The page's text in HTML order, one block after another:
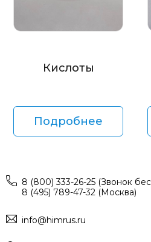
Кислоты
Подробнее
8 (800) 333-26-25 (Звонок
8 (495) 789-47-32 (Москва)
info@himrus.ru